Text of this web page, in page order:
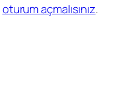
oturum açmalısınız.